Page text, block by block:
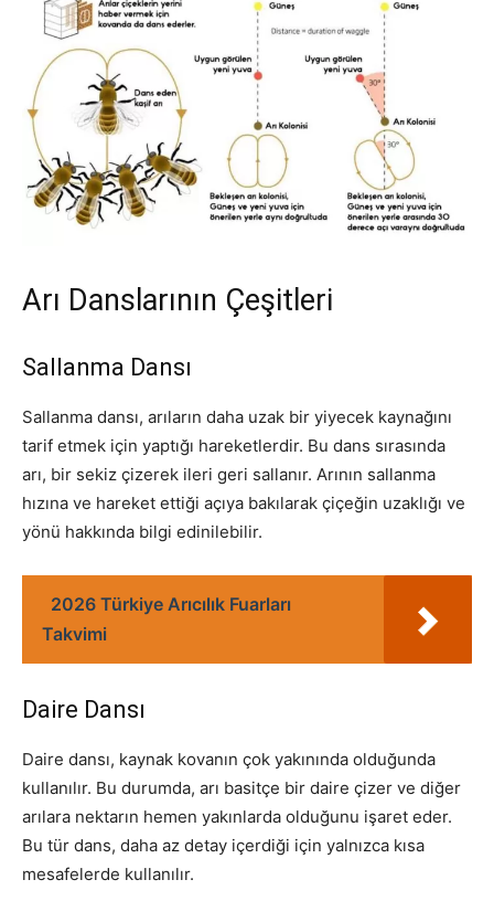
Arı Danslarının Çeşitleri
Sallanma Dansı
Sallanma dansı, arıların daha uzak bir yiyecek kaynağını
tarif etmek için yaptığı hareketlerdir. Bu dans sırasında
arı, bir sekiz çizerek ileri geri sallanır. Arının sallanma
hızına ve hareket ettiği açıya bakılarak çiçeğin uzaklığı ve
yönü hakkında bilgi edinilebilir.
2026 Türkiye Arıcılık Fuarları
Takvimi
Daire Dansı
Daire dansı, kaynak kovanın çok yakınında olduğunda
kullanılır. Bu durumda, arı basitçe bir daire çizer ve diğer
arılara nektarın hemen yakınlarda olduğunu işaret eder.
Bu tür dans, daha az detay içerdiği için yalnızca kısa
mesafelerde kullanılır.